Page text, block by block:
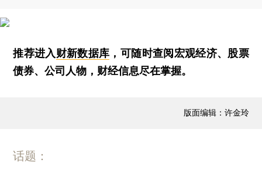
推荐进入财新数据库 ，可随时查阅宏观经济、股票
债券、公司人物，财经信息尽在掌握。
版面编辑：许金玲
话题：